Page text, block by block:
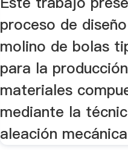
proceso de
molino de bolas
para la
materiales
mediante la
aleación